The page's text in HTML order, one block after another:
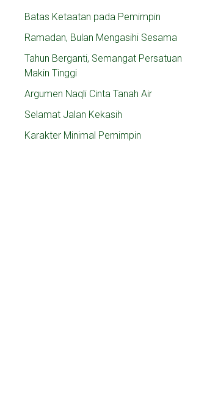
Batas Ketaatan pada Pemimpin
Ramadan, Bulan Mengasihi Sesama
Tahun Berganti, Semangat Persatuan
Makin Tinggi
Argumen Naqli Cinta Tanah Air
Selamat Jalan Kekasih
Karakter Minimal Pemimpin